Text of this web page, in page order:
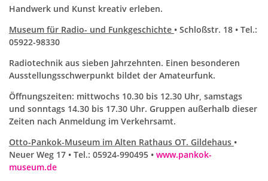
Handwerk und Kunst kreativ erleben.
Museum für Radio- und Funkgeschichte • Schloßstr. 18 • Tel.:
05922-98330
Radiotechnik aus sieben Jahrzehnten. Einen besonderen
Ausstellungsschwerpunkt bildet der Amateurfunk.
Öffnungszeiten: mittwochs 10.30 bis 12.30 Uhr, samstags
und sonntags 14.30 bis 17.30 Uhr. Gruppen außerhalb dieser
Zeiten nach Anmeldung im Verkehrsamt.
Otto-Pankok-Museum im Alten Rathaus OT. Gildehaus •
Neuer Weg 17 • Tel.: 05924-990495 • www.pankok-
museum.de